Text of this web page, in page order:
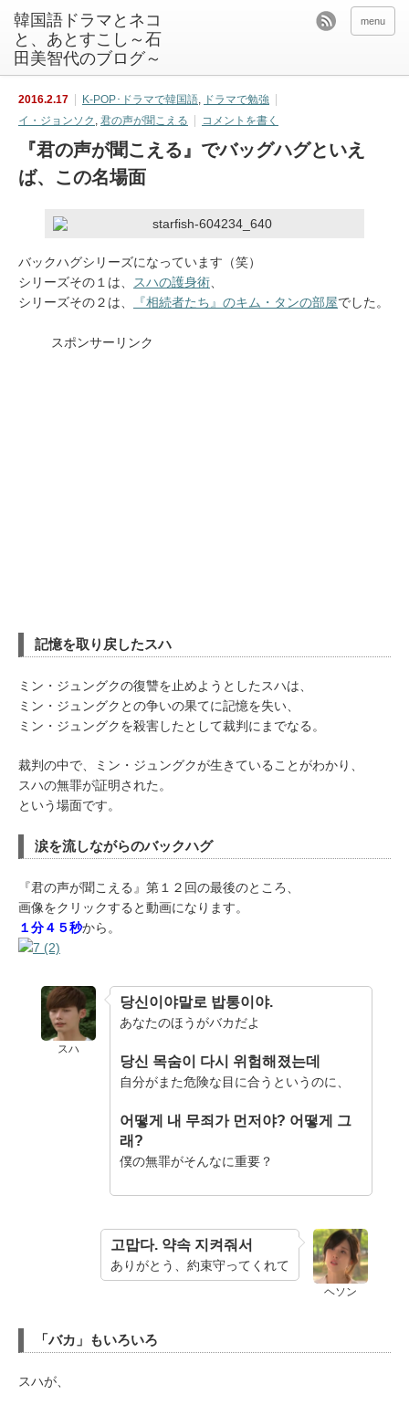
韓国語ドラマとネコ
と、あとすこし～石
田美智代のブログ～
menu
2016.2.17 K-POP･ドラマで韓国語, ドラマで勉強
イ・ジョンソク , 君の声が聞こえる コメントを書く
『君の声が聞こえる』でバッグハグといえ
ば、この名場面
バックハグシリーズになっています（笑）
シリーズその１は、 スハの護身術、
シリーズその２は、
『相続者たち』のキム・タンの部屋でした。
スポンサーリンク
記憶を取り戻したスハ
ミン・ジュングクの復讐を止めようとしたスハは、
ミン・ジュングクとの争いの果てに記憶を失い、
ミン・ジュングクを殺害したとして裁判にまでなる。
裁判の中で、ミン・ジュングクが生きていることがわかり、
スハの無罪が証明された。
という場面です。
涙を流しながらのバックハグ
『君の声が聞こえる』第１２回の最後のところ、
画像をクリックすると動画になります。
１分４５秒から。
スハ
당신이야말로 밥통이야.
あなたのほうがバカだよ
당신 목숨이 다시 위험해졌는데
自分がまた危険な目に合うというのに、
어떻게 내 무죄가 먼저야? 어떻게 그
래?
僕の無罪がそんなに重要？
ヘソン
고맙다. 약속 지켜줘서
ありがとう、約束守ってくれて
「バカ」もいろいろ
スハが、